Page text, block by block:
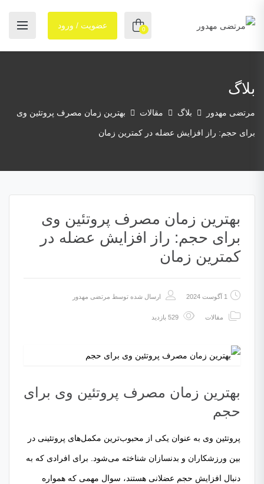
0 عضویت / ورود
بلاگ
مرتضی مهدور بلاگ مقالات بهترین زمان مصرف پروتئین وی
برای حجم: راز افزایش عضله در کمترین زمان
بهترین زمان مصرف پروتئین وی
برای حجم: راز افزایش عضله در
کمترین زمان
1 آگوست 2024 ارسال شده توسط مرتضی مهدور
مقالات
بهترین زمان مصرف پروتئین وی برای
حجم
پروتئین وی به عنوان یکی از محبوب‌ترین مکمل‌های پروتئینی در
بین ورزشکاران و بدنسازان شناخته می‌شود. برای افرادی که به
دنبال افزایش حجم عضلانی هستند، سوال مهمی که همواره